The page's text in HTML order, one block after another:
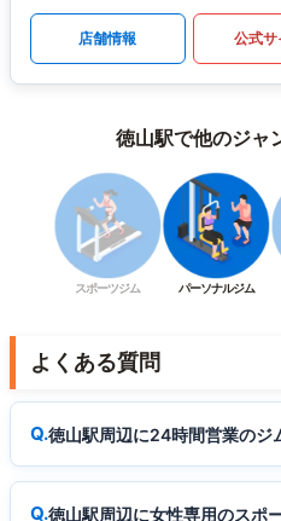
店舗情報 公式サ
徳山駅で他のジャ
スポーツジム パーソナルジム
よくある質問
徳山駅周辺に24時間営業のジ
徳山駅周辺に女性専用のスポ